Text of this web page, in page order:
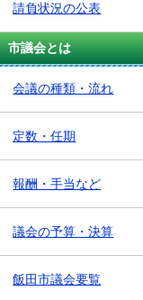
請負状況の公表
市議会とは
会議の種類・流れ
定数・任期
報酬・手当など
議会の予算・決算
飯田市議会要覧